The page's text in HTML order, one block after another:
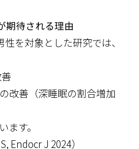
待される理由
を対象とした研究では、
改善（深睡眠の割合増加
ます。
Endocr J 2024）